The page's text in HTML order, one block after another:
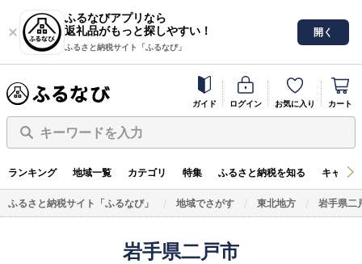
ふるなびアプリなら
返礼品がもっと探しやすい！
ふるさと納税サイト「ふるなび」
開く
ガイド ログイン お気に入り カート
キーワードを入力
ランキング 地域一覧 カテゴリ 特集 ふるさと納税を知る キャン
ふるさと納税サイト「ふるなび」 地域でさがす 東北地方 岩手県二
岩手県二戸市